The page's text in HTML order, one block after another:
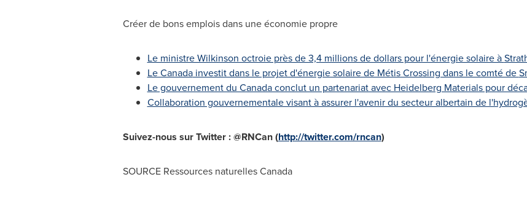
Créer de bons emplois dans une économie propre
Le ministre Wilkinson octroie près de 3,4 millions de dollars pour l'énergie solaire à
Le Canadainvestit dans le projet d'énergie solaire de Métis Crossing dans le comté de
Le gouvernement du Canada conclut un partenariat avec Heidelberg Materials pour
Collaboration gouvernementale visant à assurer l'avenir du secteur albertain de
Suivez-nous sur Twitter : @RNCan (http://twitter.com/rncan)
SOURCE Ressources naturelles Canada